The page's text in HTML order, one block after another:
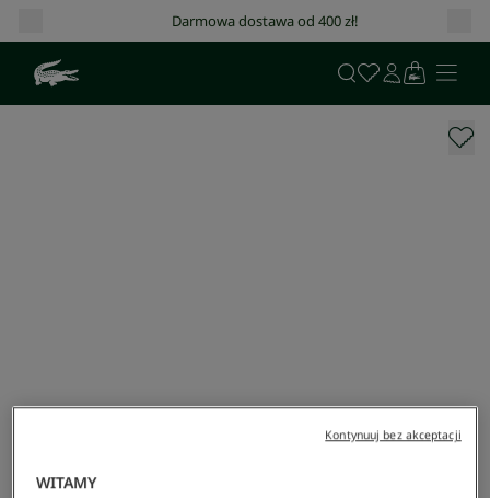
Darmowa dostawa od 400 zł!
WITAMY
Kontynuuj bez akceptacji